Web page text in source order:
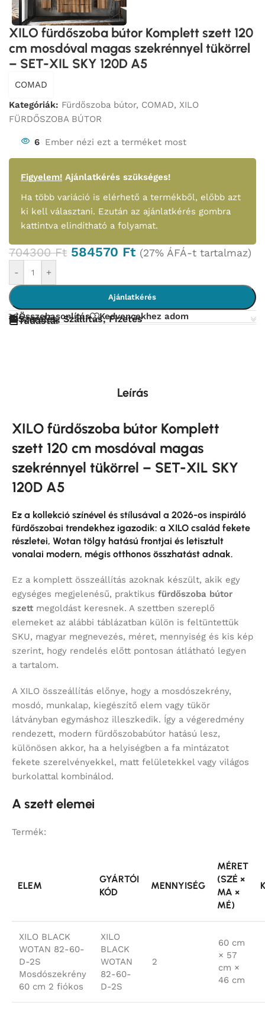
XILO fürdőszoba bútor Komplett szett 120
cm mosdóval magas szekrénnyel tükörrel
– SET-XIL SKY 120D A5
COMAD
Kategóriák: Fürdőszoba bútor, COMAD, XILO
FÜRDŐSZOBA BÚTOR
6 Ember nézi ezt a terméket most
Figyelem! Ajánlatkérés szükséges!
Ha több variáció is elérhető a termékből, előbb azt
ki kell választani. Ezután az ajánlatkérés gombra
kattintva elindítható a folyamat.
704300Ft 584570 Ft (27% ÁFÁ-t tartalmaz)
- +
Ajánlatkérés
Összehasonlítás Kedvencekhez adom
Szerelés, Szállítás, Fizetés
Tudástár
Leírás
XILO fürdőszoba bútor Komplett
szett 120 cm mosdóval magas
szekrénnyel tükörrel – SET-XIL SKY
120D A5
Ez a kollekció színével és stílusával a 2026-os inspiráló
fürdőszobai trendekhez igazodik: a XILO család fekete
részletei, Wotan tölgy hatású frontjai és letisztult
vonalai modern, mégis otthonos összhatást adnak.
Ez a komplett összeállítás azoknak készült, akik egy
egységes megjelenésű, praktikus fürdőszoba bútor
szett megoldást keresnek. A szettben szereplő
elemeket az alábbi táblázatban külön is feltüntettük
SKU, magyar megnevezés, méret, mennyiség és kis kép
szerint, hogy rendelés előtt pontosan átlátható legyen
a tartalom.
A XILO összeállítás előnye, hogy a mosdószekrény,
mosdó, munkalap, kiegészítő elem vagy tükör
látványban egymáshoz illeszkedik. Így a végeredmény
rendezett, modern fürdőszobabútor hatású lesz,
különösen akkor, ha a helyiségben a fa mintázatot
fekete szerelvényekkel, matt felületekkel vagy világos
burkolattal kombinálod.
A szett elemei
Termék:
ELEM
GYÁRTÓI
KÓD
MENNYISÉG
MÉRET
(SZÉ ×
MA ×
MÉ)
XILO BLACK
WOTAN 82-60-
D-2S
Mosdószekrény
60 cm 2 fiókos
XILO
BLACK
WOTAN
82-60-
D-2S
2
60 cm
× 57
cm ×
46 cm